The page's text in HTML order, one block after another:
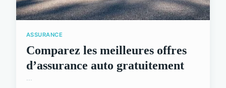
ASSURANCE
Comparez les meilleures offres
d’assurance auto gratuitement
...